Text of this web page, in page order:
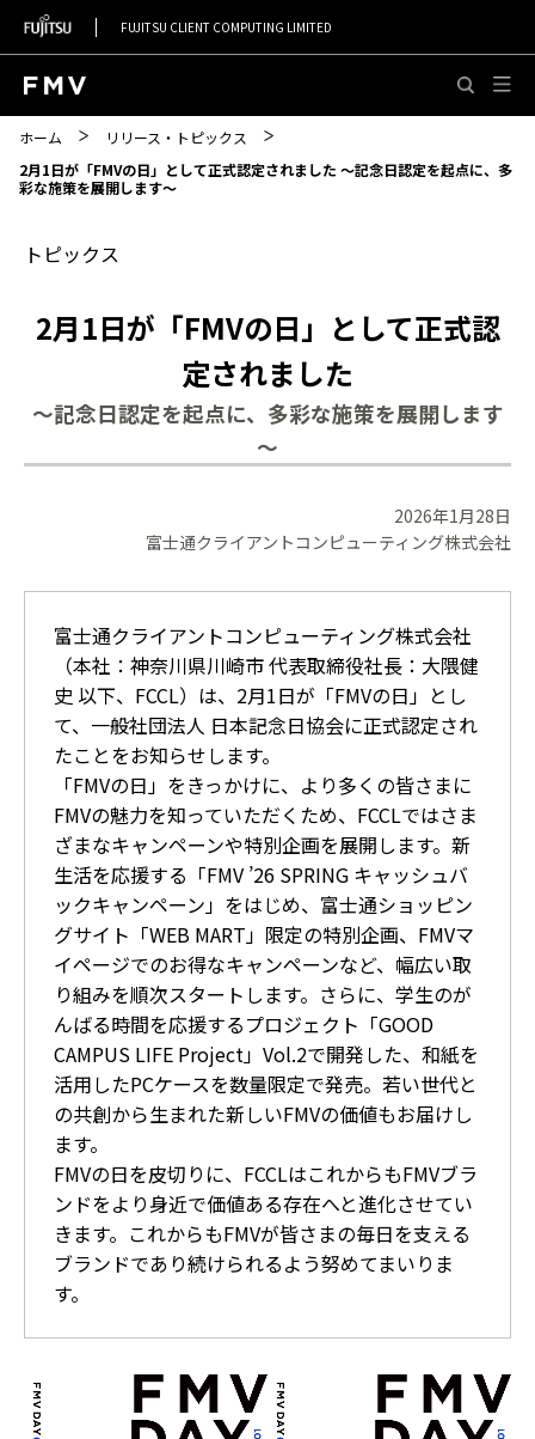
FUJITSU CLIENT COMPUTING LIMITED
ホーム
リリース・トピックス
2月1日が「FMVの日」として正式認定されました ～記念日認定を起点に、多
彩な施策を展開します～
トピックス
2月1日が「FMVの日」として正式認
定されました
～記念日認定を起点に、多彩な施策を展開します
～
2026年1月28日
富士通クライアントコンピューティング株式会社
富士通クライアントコンピューティング株式会社
（本社：神奈川県川崎市 代表取締役社長：大隈健
史 以下、FCCL）は、2月1日が「FMVの日」とし
て、一般社団法人 日本記念日協会に正式認定され
たことをお知らせします。
「FMVの日」をきっかけに、より多くの皆さまに
FMVの魅力を知っていただくため、FCCLではさま
ざまなキャンペーンや特別企画を展開します。新
生活を応援する「FMV ’26 SPRING キャッシュバ
ックキャンペーン」をはじめ、富士通ショッピン
グサイト「WEB MART」限定の特別企画、FMVマ
イページでのお得なキャンペーンなど、幅広い取
り組みを順次スタートします。さらに、学生のが
んばる時間を応援するプロジェクト「GOOD
CAMPUS LIFE Project」Vol.2で開発した、和紙を
活用したPCケースを数量限定で発売。若い世代と
の共創から生まれた新しいFMVの価値もお届けし
ます。
FMVの日を皮切りに、FCCLはこれからもFMVブラ
ンドをより身近で価値ある存在へと進化させてい
きます。これからもFMVが皆さまの毎日を支える
ブランドであり続けられるよう努めてまいりま
す。